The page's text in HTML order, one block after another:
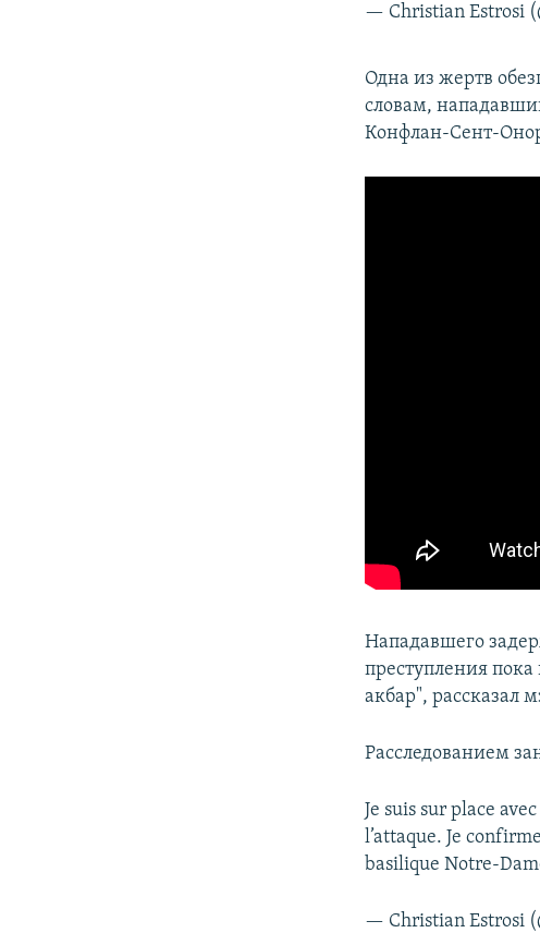
— Christian Estrosi
Одна из жертв
словам,
Конфлан-Сент-
Нападавшего
преступления
акбар", рассказал
Расследованием
Je suis sur place
l’attaque. Je
basilique Notre-
— Christian Estrosi